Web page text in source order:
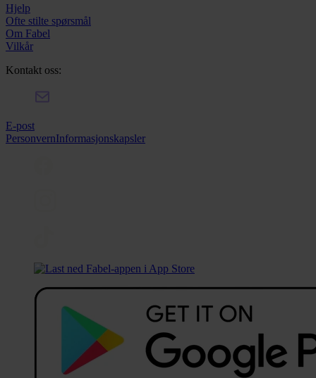
Hjelp
Ofte stilte spørsmål
Om Fabel
Vilkår
Kontakt oss:
E-post
PersonvernInformasjonskapsler